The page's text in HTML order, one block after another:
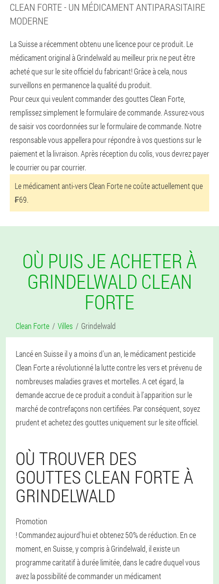
CLEAN FORTE - UN MÉDICAMENT ANTIPARASITAIRE
MODERNE
La Suisse a récemment obtenu une licence pour ce produit. Le
médicament original à Grindelwald au meilleur prix ne peut être
acheté que sur le site officiel du fabricant! Grâce à cela, nous
surveillons en permanence la qualité du produit.
Pour ceux qui veulent commander des gouttes Clean Forte,
remplissez simplement le formulaire de commande. Assurez-vous
de saisir vos coordonnées sur le formulaire de commande. Notre
responsable vous appellera pour répondre à vos questions sur le
paiement et la livraison. Après réception du colis, vous devrez payer
le courrier ou par courrier.
Le médicament anti-vers Clean Forte ne coûte actuellement que
₣69.
OÙ PUIS JE ACHETER À
GRINDELWALD CLEAN
FORTE
Clean Forte Villes Grindelwald
Lancé en Suisse il y a moins d'un an, le médicament pesticide
Clean Forte a révolutionné la lutte contre les vers et prévenu de
nombreuses maladies graves et mortelles. A cet égard, la
demande accrue de ce produit a conduit à l'apparition sur le
marché de contrefaçons non certifiées. Par conséquent, soyez
prudent et achetez des gouttes uniquement sur le site officiel.
OÙ TROUVER DES
GOUTTES CLEAN FORTE À
GRINDELWALD
Promotion
! Commandez aujourd'hui et obtenez 50% de réduction. En ce
moment, en Suisse, y compris à Grindelwald, il existe un
programme caritatif à durée limitée, dans le cadre duquel vous
avez la possibilité de commander un médicament